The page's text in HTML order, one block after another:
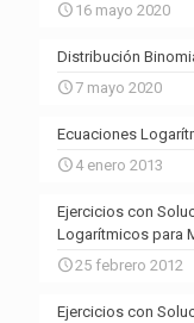
16 mayo 2020
Distribución
7 mayo 2020
Ecuaciones
4 enero 2013
Ejercicios con
Logarítmicos para
25 febrero 2012
Ejercicios con